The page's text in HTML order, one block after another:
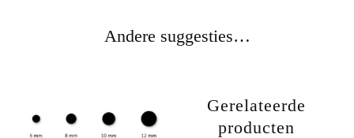
Andere suggesties…
Gerelateerde
producten